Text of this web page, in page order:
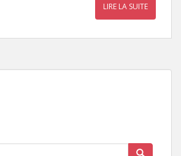
LIRE LA SUITE